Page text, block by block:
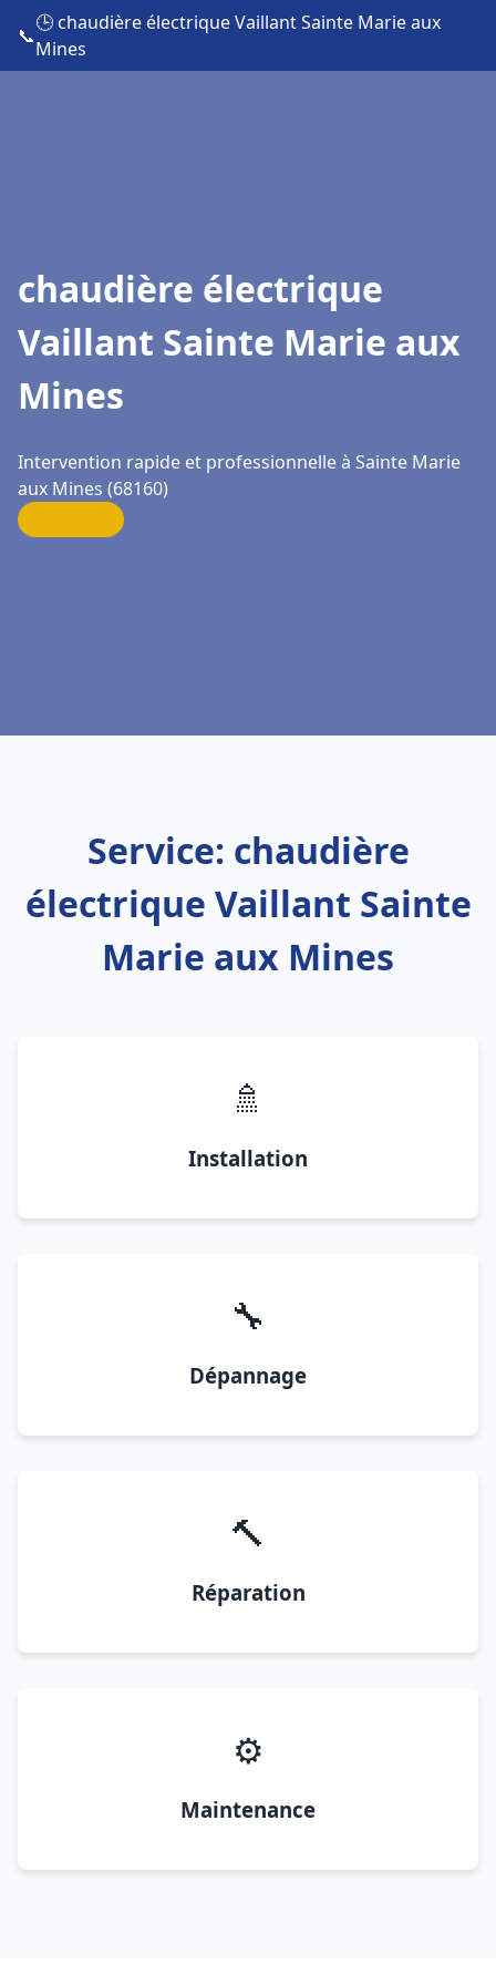
📞
🕒 chaudière électrique Vaillant Sainte Marie aux
Mines
chaudière électrique
Vaillant Sainte Marie aux
Mines
Intervention rapide et professionnelle à Sainte Marie
aux Mines (68160)
Service: chaudière
électrique Vaillant Sainte
Marie aux Mines
🚿
Installation
🔧
Dépannage
🔨
Réparation
⚙️
Maintenance